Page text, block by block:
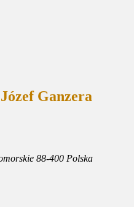
Ganzera
88-400 Polska